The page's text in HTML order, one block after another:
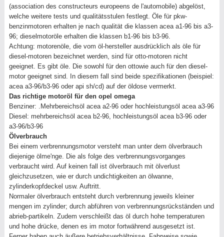
(association des constructeurs europeens de l'automobile) abgelöst,
welche weitere tests und qualitätsstulen festlegt. Öle für pkw-
benzinmotoren erhalten je nach qualität die klassen acea a1-96 bis a3-
96; dieselmotoröle erhalten die klassen b1-96 bis b3-96.
Achtung: motorenöle, die vom öl-hersteller ausdrücklich als öle für
diesel-motoren bezeichnet werden, sind für otto-motoren nicht
geeignet. Es gibt öle. Die sowohl für den ottowie auch für den diesel-
motor geeignet sind. In diesem fall sind beide spezifikationen (beispiel:
acea a3-96/b3-96 oder api sh/cd) auf der öldose vermerkt.
Das richtige motoröl für den opel omega
Benziner: .Mehrbereichsöl acea a2-96 oder hochleistungsöl acea a3-96
Diesel: mehrbereichsöl acea b2-96, hochleistungsöl acea b3-96 oder
a3-96/b3-96
Ölverbrauch
Bei einem verbrennungsmotor versteht man unter dem ölverbrauch
diejenige ölme'nge. Die als folge des verbrennungsvorganges
verbraucht wird. Auf keinen fall ist ölverbrauch mit ölverlust
gleichzusetzen, wie er durch undichtigkeiten an ölwanne,
zylinderkopfdeckel usw. Auftritt.
Normaler ölverbrauch entsteht durch verbrennung jeweils kleiner
mengen im zylinder; durch abführen von verbrennungsrückständen und
abrieb-partikeln. Zudem verschleißt das öl durch hohe temperaturen
und hohe drücke, denen es im motor fortwährend ausgesetzt ist.